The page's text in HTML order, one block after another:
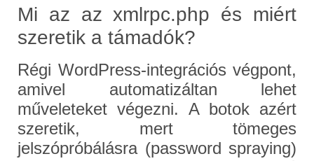
Mi az az xmlrpc.php és miért
szeretik a támadók?
Régi WordPress‑integrációs végpont,
amivel automatizáltan lehet
műveleteket végezni. A botok azért
szeretik, mert tömeges
jelszópróbálásra (password spraying)